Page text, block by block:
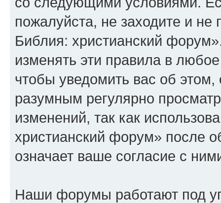
пожалуйста, не заходите и
Библия: христианский
изменять эти правила в
чтобы уведомить вас об
разумным регулярно
изменений, так как
христианский форум» после
означает ваше согласие с
Наши форумы работают под